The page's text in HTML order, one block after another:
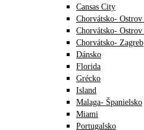
Cansas City
Chorvátsko- Ostrov
Chorvátsko-
Chorvátsko- Zagreb
Dánsko
Florida
Grécko
Island
Malaga- Španielsko
Miami
Portugalsko